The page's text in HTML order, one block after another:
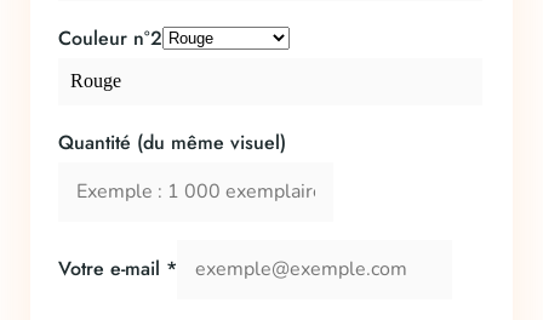
Couleur n°2
Rouge
Quantité (du même visuel)
Votre e-mail *